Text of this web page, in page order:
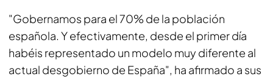
"Gobernamos para el 70% de la población
española. Y efectivamente, desde el primer día
habéis representado un modelo muy diferente al
actual desgobierno de España", ha afirmado a sus